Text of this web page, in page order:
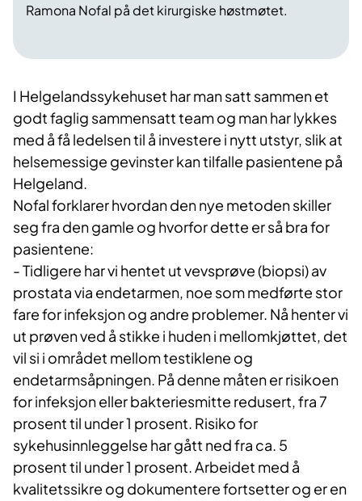
Ramona Nofal på det kirurgiske høstmøtet.
I Helgelandssykehuset har man satt sammen et
godt faglig sammensatt team og man har lykkes
med å få ledelsen til å investere i nytt utstyr, slik at
helsemessige gevinster kan tilfalle pasientene på
Helgeland.
Nofal forklarer hvordan den nye metoden skiller
seg fra den gamle og hvorfor dette er så bra for
pasientene:
- Tidligere har vi hentet ut vevsprøve (biopsi) av
prostata via endetarmen, noe som medførte stor
fare for infeksjon og andre problemer. Nå henter vi
ut prøven ved å stikke i huden i mellomkjøttet, det
vil si i området mellom testiklene og
endetarmsåpningen. På denne måten er risikoen
for infeksjon eller bakteriesmitte redusert, fra 7
prosent til under 1 prosent. Risiko for
sykehusinnleggelse har gått ned fra ca. 5
prosent til under 1 prosent. Arbeidet med å
kvalitetssikre og dokumentere fortsetter og er en